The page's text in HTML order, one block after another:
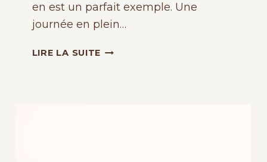
en est un parfait exemple. Une
journée en plein…
LIRE LA SUITE MARIAGE